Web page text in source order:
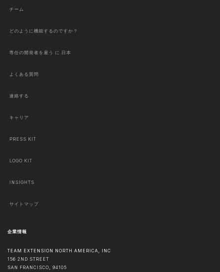
チーム
どのように機能するのですか？
専任の開発者を雇う に 日本
よくある質問
連絡する
キャリア
PRESS KIT
LOGO KIT
INSIGHTS
サイトマップ
企業情報
TEAM EXTENSION NORTH AMERICA, INC
156 2ND STREET
SAN FRANCISCO, 94105